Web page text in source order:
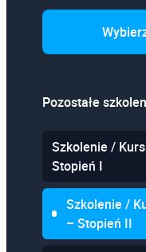
Pozostałe
Szkolenie /
Stopień I
Szkolenie /
– Stopień II